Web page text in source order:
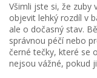
Všimli jste si, že zuby
objevit lehký rozdíl v
ale o dočasný stav.
správnou péčí nebo
černé tečky, které se
nejsou vážné, pokud